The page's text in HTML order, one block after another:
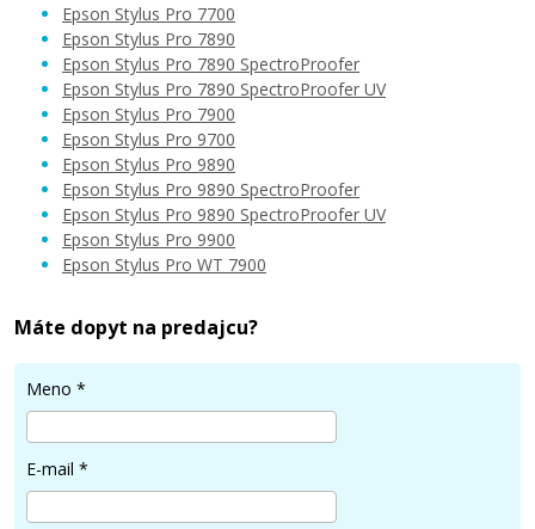
227,90 €
Pridať do košíka
Originálna náplň EPSON T5965 (Svetlo
Originálna náplň
Epson Stylus Pro 7700
Epson Stylus Pro 7890
Epson Stylus Pro 7890 SpectroProofer
Epson Stylus Pro 7890 SpectroProofer UV
Epson Stylus Pro 7900
Epson Stylus Pro 9700
Epson Stylus Pro 9890
Epson Stylus Pro 9890 SpectroProofer
Epson Stylus Pro 9890 SpectroProofer UV
Epson Stylus Pro 9900
Epson Stylus Pro WT 7900
Máte dopyt na predajcu?
Meno *
E-mail *